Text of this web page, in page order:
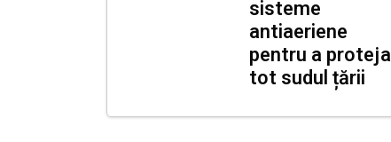
sisteme
antiaeriene
pentru a proteja
tot sudul țării